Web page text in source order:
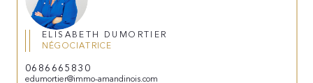
ELISABETH DUMORTIER
NÉGOCIATRICE
0686665830
edumortier@immo-amandinois.com